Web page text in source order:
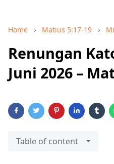
Home Matius 5:17-19
Renungan
Juni 2026 –
Table of content